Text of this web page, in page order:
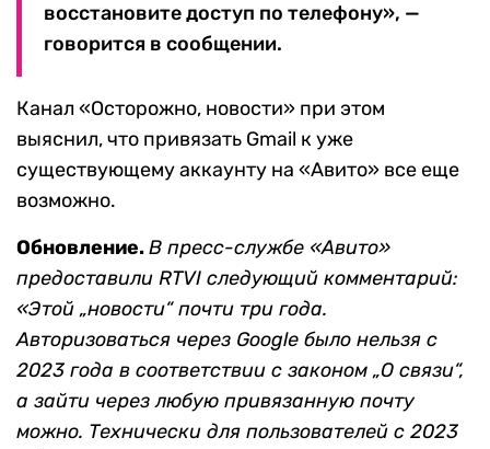
восстановите доступ по телефону», —
говорится в сообщении.
Канал «Осторожно, новости» при этом
выяснил, что привязать Gmail к уже
существующему аккаунту на «Авито» все еще
возможно.
Обновление.В пресс-службе «Авито»
предоставили RTVI следующий комментарий:
«Этой „новости“ почти три года.
Авторизоваться через Google было нельзя с
2023 года в соответствии с законом „О связи“,
а зайти через любую привязанную почту
можно. Технически для пользователей с 2023